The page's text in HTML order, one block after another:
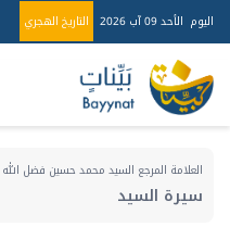
اليوم الأحد 09 آب 2026 التاريخ الهجري
العلامة المرجع السيد محمد حسين فضل الله
سيرة السيد